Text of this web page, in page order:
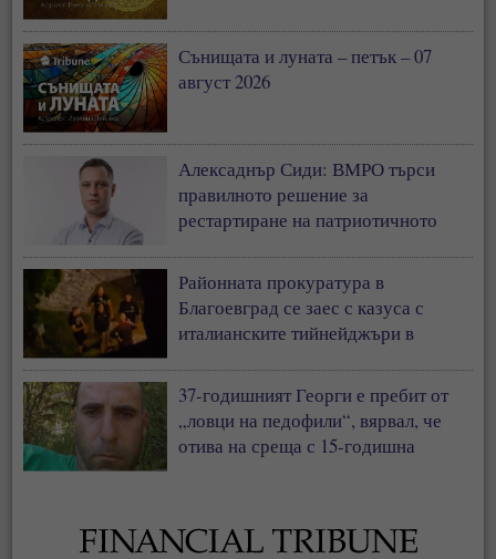
Сънищата и луната – петък – 07
август 2026
Алексаднър Сиди: ВМРО търси
правилното решение за
рестартиране на патриотичното
Районната прокуратура в
Благоевград се заес с казуса с
италианските тийнейджъри в
37-годишният Георги е пребит от
„ловци на педофили“, вярвал, че
отива на среща с 15-годишна